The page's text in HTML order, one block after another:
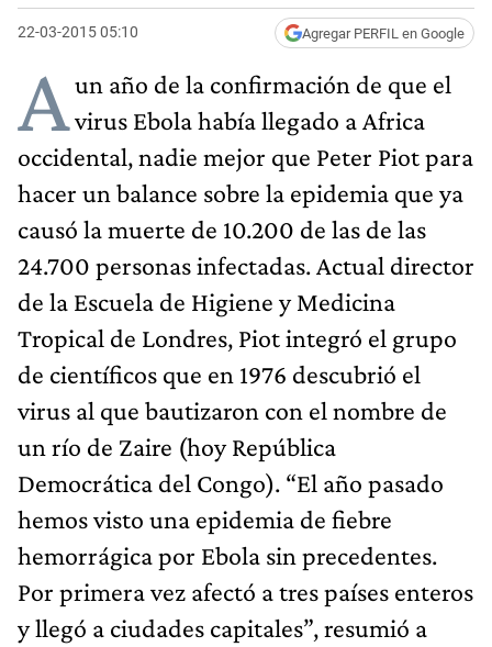
22-03-2015 05:10 Agregar PERFIL en Google
Aun año de la confirmación de que el
virus Ebola había llegado a Africa
occidental, nadie mejor que Peter Piot para
hacer un balance sobre la epidemia que ya
causó la muerte de 10.200 de las de las
24.700 personas infectadas. Actual director
de la Escuela de Higiene y Medicina
Tropical de Londres, Piot integró el grupo
de científicos que en 1976 descubrió el
virus al que bautizaron con el nombre de
un río de Zaire (hoy República
Democrática del Congo). “El año pasado
hemos visto una epidemia de fiebre
hemorrágica por Ebola sin precedentes.
Por primera vez afectó a tres países enteros
y llegó a ciudades capitales”, resumió a